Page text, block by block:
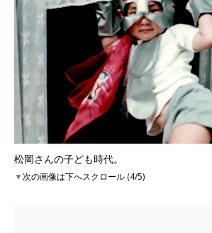
松岡さんの子ども時代。
▼次の画像は下へスクロール (4/5)